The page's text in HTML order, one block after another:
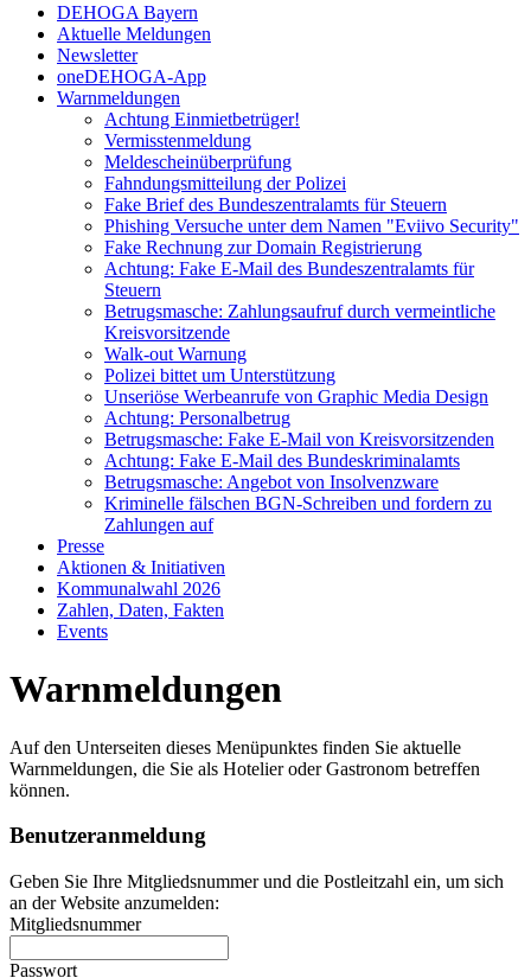
DEHOGA Bayern
Aktuelle Meldungen
Newsletter
oneDEHOGA-App
Warnmeldungen
Achtung Einmietbetrüger!
Vermisstenmeldung
Meldescheinüberprüfung
Fahndungsmitteilung der Polizei
Fake Brief des Bundeszentralamts für Steuern
Phishing Versuche unter dem Namen "Eviivo Security"
Fake Rechnung zur Domain Registrierung
Achtung: Fake E-Mail des Bundeszentralamts für
Steuern
Betrugsmasche: Zahlungsaufruf durch vermeintliche
Kreisvorsitzende
Walk-out Warnung
Polizei bittet um Unterstützung
Unseriöse Werbeanrufe von Graphic Media Design
Achtung: Personalbetrug
Betrugsmasche: Fake E-Mail von Kreisvorsitzenden
Achtung: Fake E-Mail des Bundeskriminalamts
Betrugsmasche: Angebot von Insolvenzware
Kriminelle fälschen BGN-Schreiben und fordern zu
Zahlungen auf
Presse
Aktionen & Initiativen
Kommunalwahl 2026
Zahlen, Daten, Fakten
Events
Warnmeldungen
Auf den Unterseiten dieses Menüpunktes finden Sie aktuelle
Warnmeldungen, die Sie als Hotelier oder Gastronom betreffen
können.
Benutzeranmeldung
Geben Sie Ihre Mitgliedsnummer und die Postleitzahl ein, um sich
an der Website anzumelden:
Mitgliedsnummer
Passwort